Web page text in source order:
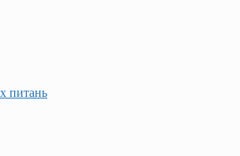
питань